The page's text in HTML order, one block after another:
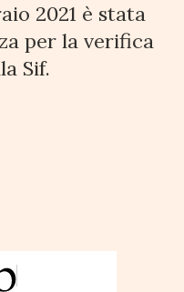
2021 è stata
per la verifica
Sif.